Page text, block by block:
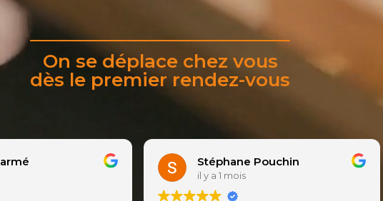
On se déplace chez vous
dès le premier rendez-vous
Martine Beauvais
il y a 1 mois